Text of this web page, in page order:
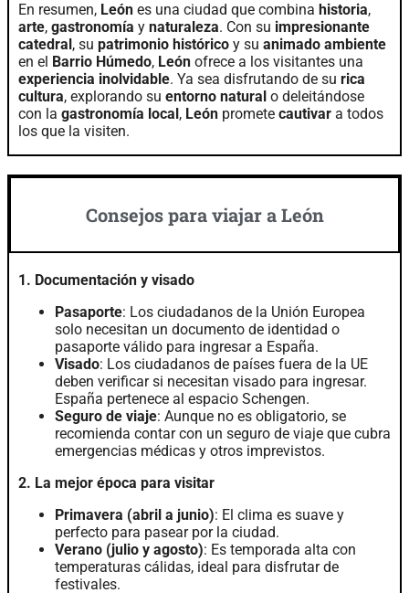
En resumen, León es una ciudad que combina historia,
arte, gastronomía y naturaleza. Con su impresionante
catedral , su patrimonio histórico y su animado ambiente
en el Barrio Húmedo, León ofrece a los visitantes una
experiencia inolvidable. Ya sea disfrutando de su rica
cultura, explorando su entorno natural o deleitándose
con la gastronomía local , León promete cautivar a todos
los que la visiten.
Consejos para viajar a León
1. Documentación y visado
Pasaporte: Los ciudadanos de la Unión Europea
solo necesitan un documento de identidad o
pasaporte válido para ingresar a España.
Visado: Los ciudadanos de países fuera de la UE
deben verificar si necesitan visado para ingresar.
España pertenece al espacio Schengen.
Seguro de viaje: Aunque no es obligatorio, se
recomienda contar con un seguro de viaje que cubra
emergencias médicas y otros imprevistos.
2. La mejor época para visitar
Primavera (abril a junio): El clima es suave y
perfecto para pasear por la ciudad.
Verano (julio y agosto): Es temporada alta con
temperaturas cálidas, ideal para disfrutar de
festivales.